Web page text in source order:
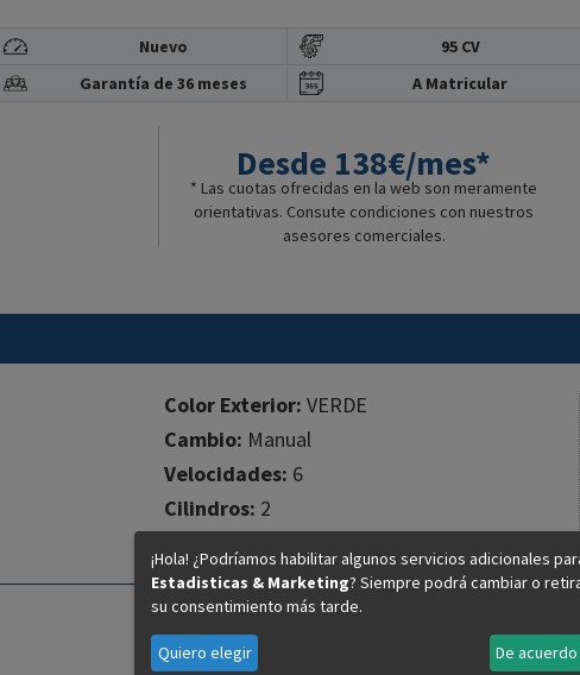
Nuevo
95 CV
Garantía de 36 meses A Matricular
Desde 138€/mes*
* Las cuotas ofrecidas en la web son meramente
orientativas. Consute condiciones con nuestros
asesores comerciales.
Color Exterior: VERDE
Cambio: Manual
Velocidades: 6
Cilindros: 2
¡Hola! ¿Podríamos habilitar algunos servicios adicionales
Estadisticas & Marketing? Siempre podrá cambiar o
su consentimiento más tarde.
Quiero elegir De acuerdo